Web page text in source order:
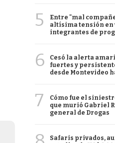
5
Entre "mal
altísima tensión en
integrantes de
6
Cesó la alerta
fuertes y
desde Montevideo
7
Cómo fue el
que murió Gabriel
general de Drogas
Safaris privados,